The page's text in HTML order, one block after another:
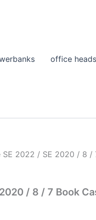
office
2022 / SE 2020 / 8 /
/ 8 / 7 Book